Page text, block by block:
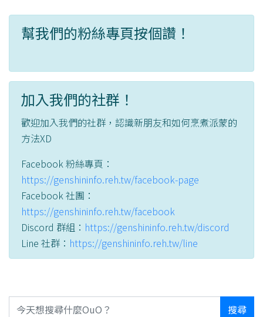
幫我們的粉絲專頁按個讚！
加入我們的社群！
歡迎加入我們的社群，認識新朋友和如何烹煮派蒙的
方法XD
Facebook 粉絲專頁：
https://genshininfo.reh.tw/facebook-page
Facebook 社團：
https://genshininfo.reh.tw/facebook
Discord 群組： https://genshininfo.reh.tw/discord
Line 社群： https://genshininfo.reh.tw/line
搜尋